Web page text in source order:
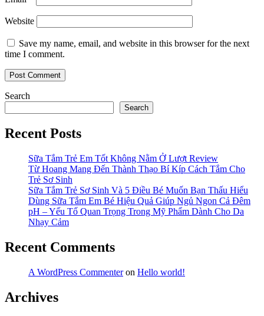
Website
Save my name, email, and website in this browser for the next
time I comment.
Search
Search
Recent Posts
Sữa Tắm Trẻ Em Tốt Không Nằm Ở Lượt Review
Từ Hoang Mang Đến Thành Thạo Bí Kíp Cách Tắm Cho
Trẻ Sơ Sinh
Sữa Tắm Trẻ Sơ Sinh Và 5 Điều Bé Muốn Bạn Thấu Hiểu
Dùng Sữa Tắm Em Bé Hiệu Quả Giúp Ngủ Ngon Cả Đêm
pH – Yếu Tố Quan Trọng Trong Mỹ Phẩm Dành Cho Da
Nhạy Cảm
Recent Comments
A WordPress Commenteron Hello world!
Archives